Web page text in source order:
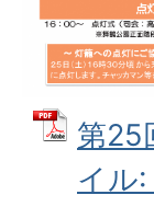
第25
イル